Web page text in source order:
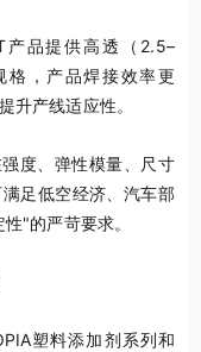
产品提供高透（2.5–
格，产品焊接效率更
升产线适应性。
度、弹性模量、尺寸
足低空经济、汽车部
"的严苛要求。
塑料添加剂系列和